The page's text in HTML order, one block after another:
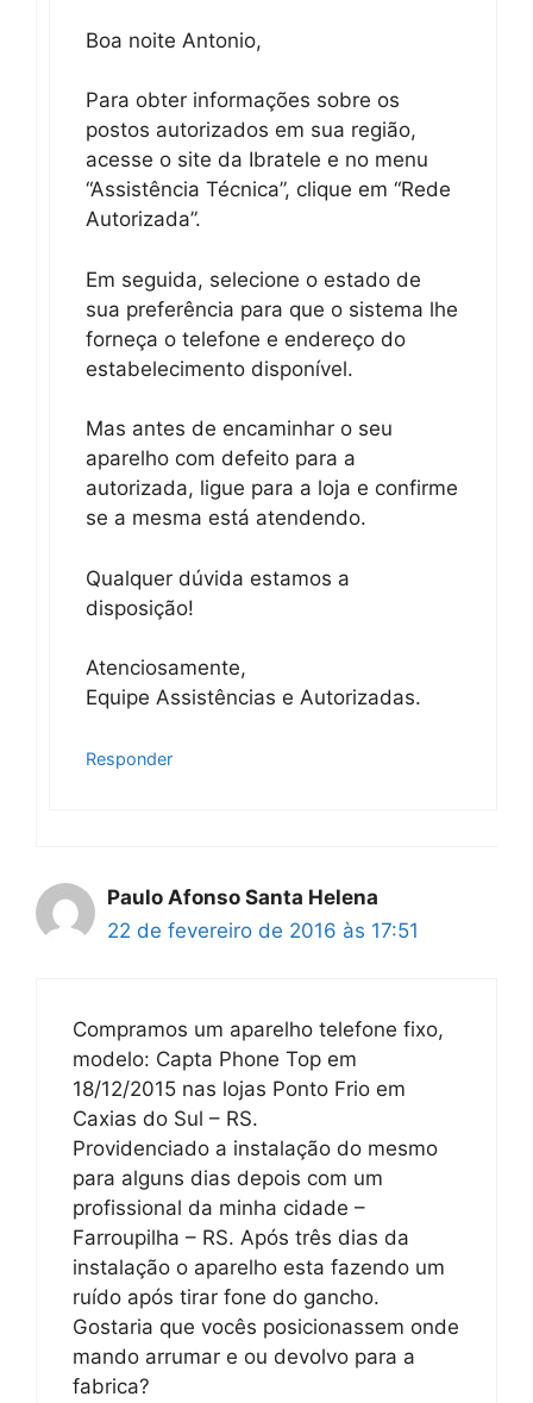
Boa noite Antonio,
Para obter informações sobre os
postos autorizados em sua região,
acesse o site da Ibratele e no menu
“Assistência Técnica”, clique em “Rede
Autorizada”.
Em seguida, selecione o estado de
sua preferência para que o sistema lhe
forneça o telefone e endereço do
estabelecimento disponível.
Mas antes de encaminhar o seu
aparelho com defeito para a
autorizada, ligue para a loja e confirme
se a mesma está atendendo.
Qualquer dúvida estamos a
disposição!
Atenciosamente,
Equipe Assistências e Autorizadas.
Responder
Paulo Afonso Santa Helena
22 de fevereiro de 2016 às 17:51
Compramos um aparelho telefone fixo,
modelo: Capta Phone Top em
18/12/2015 nas lojas Ponto Frio em
Caxias do Sul – RS.
Providenciado a instalação do mesmo
para alguns dias depois com um
profissional da minha cidade –
Farroupilha – RS. Após três dias da
instalação o aparelho esta fazendo um
ruído após tirar fone do gancho.
Gostaria que vocês posicionassem onde
mando arrumar e ou devolvo para a
fabrica?